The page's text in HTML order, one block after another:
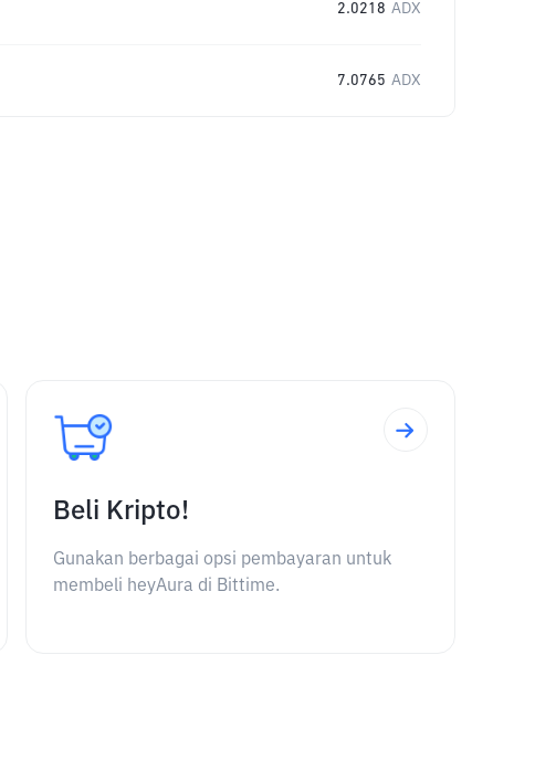
2.0218 ADX
7.0765 ADX
Beli Kripto!
Gunakan berbagai opsi pembayaran untuk
membeli heyAura di Bittime.